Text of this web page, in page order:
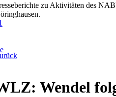
zu Aktivitäten des
Wendel